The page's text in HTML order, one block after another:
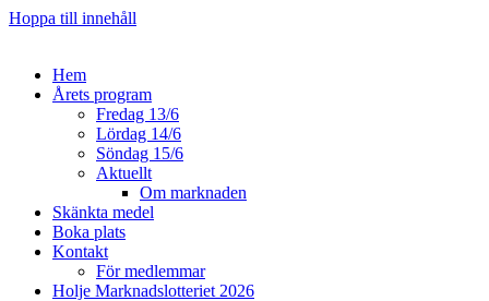
Hoppa till innehåll
Hem
Årets program
Fredag 13/6
Lördag 14/6
Söndag 15/6
Aktuellt
Om marknaden
Skänkta medel
Boka plats
Kontakt
För medlemmar
Holje Marknadslotteriet 2026